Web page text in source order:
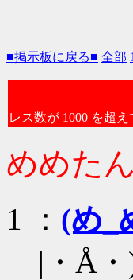
■掲示板に戻る■ 全部
レス数が 1000 を超
めめた
1 ： (め_
|・Å